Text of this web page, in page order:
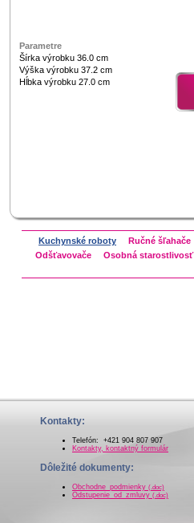
Parametre
Šírka výrobku 36.0 cm
Výška výrobku 37.2 cm
Hĺbka výrobku 27.0 cm
Kuchynské roboty Ručné šľahače
Odšťavovače
Osobná starostlivosť
Kontakty:
Telefón: +421 904 807 907
Kontakty, kontaktný formulár
Dôležité dokumenty:
Obchodne_podmienky (.doc)
Odstupenie_od_zmluvy (.doc)